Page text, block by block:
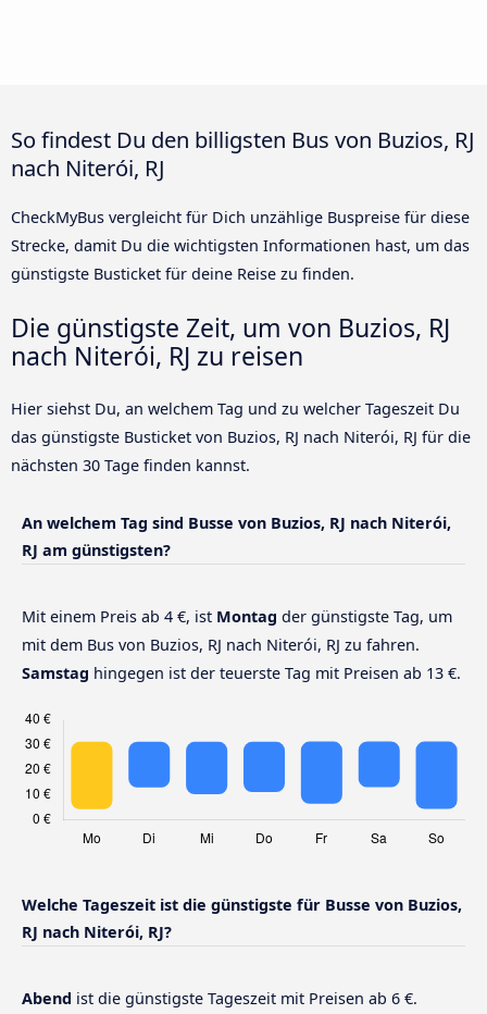
So findest Du den billigsten Bus von Buzios, RJ
nach Niterói, RJ
CheckMyBus vergleicht für Dich unzählige Buspreise für diese
Strecke, damit Du die wichtigsten Informationen hast, um das
günstigste Busticket für deine Reise zu finden.
Die günstigste Zeit, um von Buzios, RJ
nach Niterói, RJ zu reisen
Hier siehst Du, an welchem Tag und zu welcher Tageszeit Du
das günstigste Busticket von Buzios, RJ nach Niterói, RJ für die
nächsten 30 Tage finden kannst.
An welchem Tag sind Busse von Buzios, RJ nach Niterói,
RJ am günstigsten?
Mit einem Preis ab 4 €, ist Montag der günstigste Tag, um
mit dem Bus von Buzios, RJ nach Niterói, RJ zu fahren.
Samstag hingegen ist der teuerste Tag mit Preisen ab 13 €.
Welche Tageszeit ist die günstigste für Busse von Buzios,
RJ nach Niterói, RJ?
Abend ist die günstigste Tageszeit mit Preisen ab 6 €.